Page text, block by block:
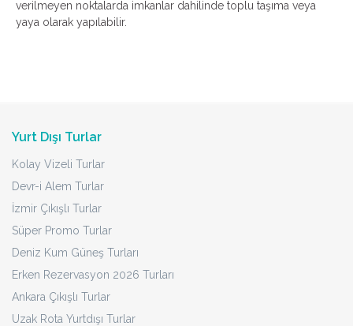
verilmeyen noktalarda imkanlar dahilinde toplu taşıma veya
yaya olarak yapılabilir.
Yurt Dışı Turlar
Kolay Vizeli Turlar
Devr-i Alem Turlar
İzmir Çıkışlı Turlar
Süper Promo Turlar
Deniz Kum Güneş Turları
Erken Rezervasyon 2026 Turları
Ankara Çıkışlı Turlar
Uzak Rota Yurtdışı Turlar